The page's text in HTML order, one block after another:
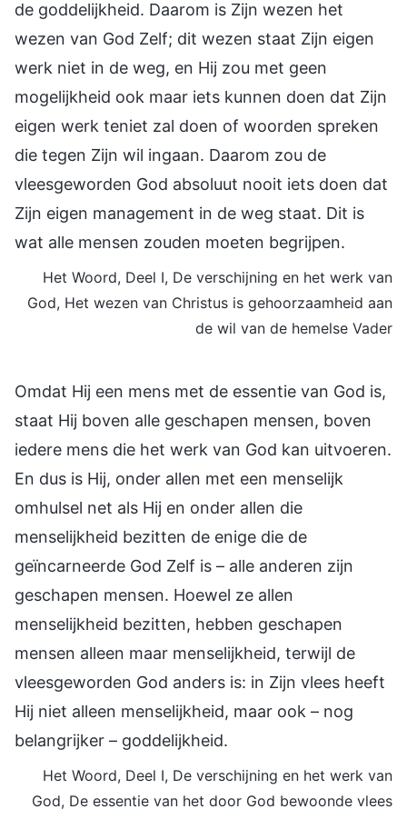
de goddelijkheid. Daarom is Zijn wezen het
wezen van God Zelf; dit wezen staat Zijn eigen
werk niet in de weg, en Hij zou met geen
mogelijkheid ook maar iets kunnen doen dat Zijn
eigen werk teniet zal doen of woorden spreken
die tegen Zijn wil ingaan. Daarom zou de
vleesgeworden God absoluut nooit iets doen dat
Zijn eigen management in de weg staat. Dit is
wat alle mensen zouden moeten begrijpen.
Het Woord, Deel I, De verschijning en het werk van
God, Het wezen van Christus is gehoorzaamheid aan
de wil van de hemelse Vader
Omdat Hij een mens met de essentie van God is,
staat Hij boven alle geschapen mensen, boven
iedere mens die het werk van God kan uitvoeren.
En dus is Hij, onder allen met een menselijk
omhulsel net als Hij en onder allen die
menselijkheid bezitten de enige die de
geïncarneerde God Zelf is – alle anderen zijn
geschapen mensen. Hoewel ze allen
menselijkheid bezitten, hebben geschapen
mensen alleen maar menselijkheid, terwijl de
vleesgeworden God anders is: in Zijn vlees heeft
Hij niet alleen menselijkheid, maar ook – nog
belangrijker – goddelijkheid.
Het Woord, Deel I, De verschijning en het werk van
God, De essentie van het door God bewoonde vlees